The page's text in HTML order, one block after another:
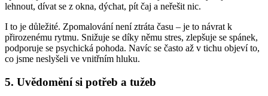
lehnout, dívat se z okna, dýchat, pít čaj a neřešit nic.
I to je důležité. Zpomalování není ztráta času – je to návrat k
přirozenému rytmu. Snižuje se díky němu stres, zlepšuje se spánek,
podporuje se psychická pohoda. Navíc se často až v tichu objeví to,
co jsme neslyšeli ve vnitřním hluku.
5. Uvědomění si potřeb a tužeb